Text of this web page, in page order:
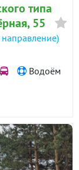
типа
55
Водоём